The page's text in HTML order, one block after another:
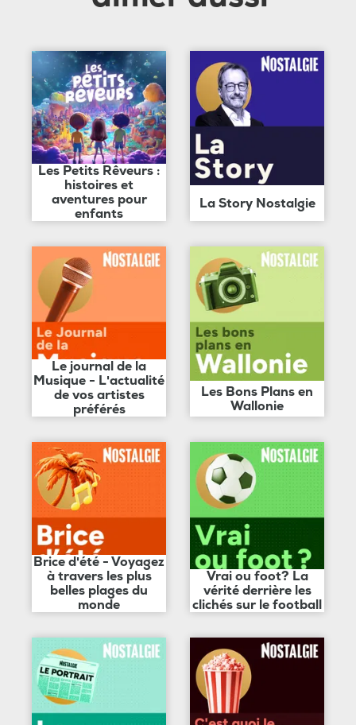
Les Petits Rêveurs :
histoires et
aventures pour
enfants
La Story Nostalgie
Le journal de la
Musique - L'actualité
de vos artistes
préférés
Les Bons Plans en
Wallonie
Brice d'été - Voyagez
à travers les plus
belles plages du
monde
Vrai ou foot? La
vérité derrière les
clichés sur le football